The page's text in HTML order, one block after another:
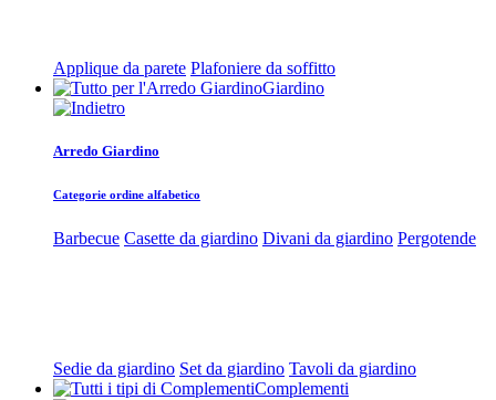
Applique da parete Plafoniere da soffitto
Giardino
Arredo Giardino
Categorie ordine alfabetico
Barbecue Casette da giardino Divani da giardino Pergotende
Sedie da giardino Set da giardino Tavoli da giardino
Complementi